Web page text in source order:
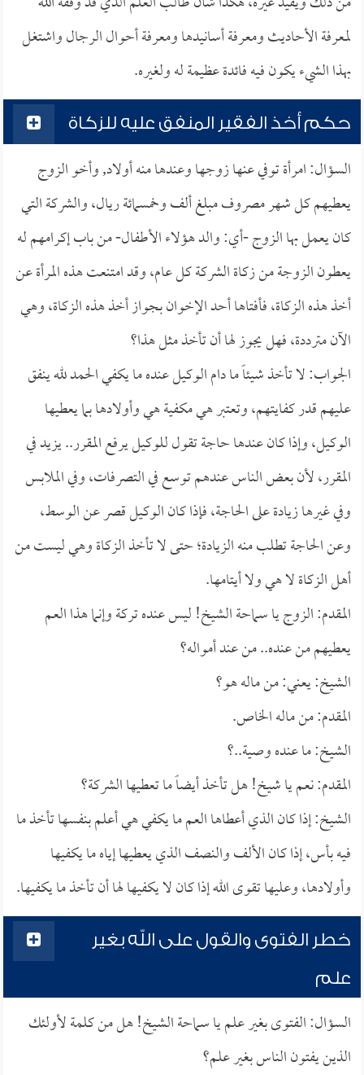
لمعرفة الأحاديث ومعرفة أسانيدها ومعرفة أحوال الرجال واشتغل
بهذا الشيء يكون فيه فائدة عظيمة له ولغيره.
حكم أخذ الفقير المنفق عليه للزكاة
السؤال: امرأة توفي عنها زوجها وعندها منه أولاد, وأخو الزوج
يعطيهم كل شهر مصروف مبلغ ألف وخمسمائة ريال، والشركة التي
كان يعمل بها الزوج -أي: والد هؤلاء الأطفال- من باب إكرامهم له
يعطون الزوجة من زكاة الشركة كل عام، وقد امتنعت هذه المرأة عن
أخذ هذه الزكاة، فأفتاها أحد الإخوان بجواز أخذ هذه الزكاة، وهي
الآن مترددة، فهل يجوز لها أن تأخذ مثل هذا؟
الجواب: لا تأخذ شيئاً ما دام الوكيل عنده ما يكفي الحمد لله ينفق
عليهم قدر كفايتهم، وتعتبر هي مكفية هي وأولادها بما يعطيها
الوكيل، وإذا كان عندها حاجة تقول للوكيل يرفع المقرر.. يزيد في
المقرر، لأن بعض الناس عندهم توسع في التصرفات، وفي الملابس
وفي غيرها زيادة على الحاجة، فإذا كان الوكيل قصر عن الوسط،
وعن الحاجة تطلب منه الزيادة؛ حتى لا تأخذ الزكاة وهي ليست من
أهل الزكاة لا هي ولا أيتامها.
المقدم: الزوج يا سماحة الشيخ! ليس عنده تركة وإنما هذا العم
يعطيهم من عنده.. من عند أمواله؟
الشيخ: يعني: من ماله هو؟
المقدم: من ماله الخاص.
الشيخ: ما عنده وصية..؟
المقدم: نعم يا شيخ! هل تأخذ أيضاً ما تعطيها الشركة؟
الشيخ: إذا كان الذي أعطاها العم ما يكفي هي أعلم بنفسها تأخذ ما
فيه بأس، إذا كان الألف والنصف الذي يعطيها إياه ما يكفيها
وأولادها، وعليها تقوى الله إذا كان لا يكفيها لها أن تأخذ ما يكفيها.
خطر الفتوى والقول على الله بغير
علم
السؤال: الفتوى بغير علم يا سماحة الشيخ! هل من كلمة لأولئك
الذين يفتون الناس بغير علم؟